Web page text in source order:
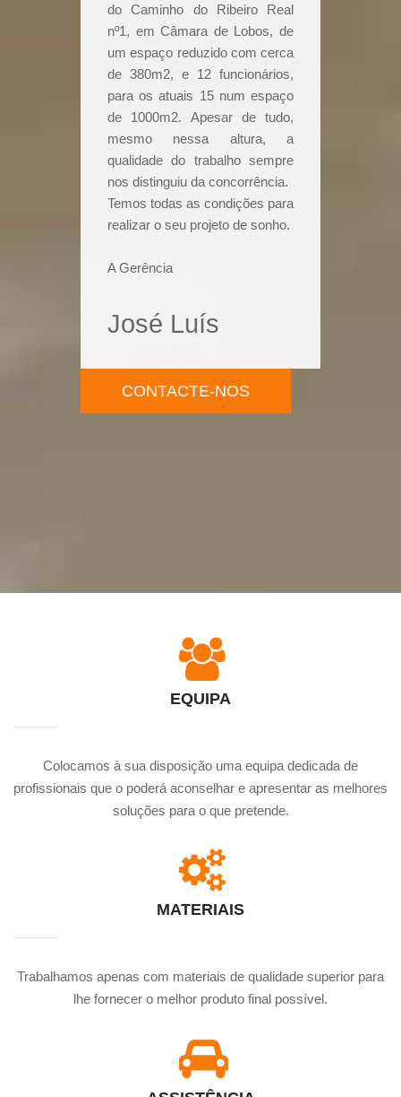
do Caminho do Ribeiro Real
nº1, em Câmara de Lobos, de
um espaço reduzido com cerca
de 380m2, e 12 funcionários,
para os atuais 15 num espaço
de 1000m2. Apesar de tudo,
mesmo nessa altura, a
qualidade do trabalho sempre
nos distinguiu da concorrência.
Temos todas as condições para
realizar o seu projeto de sonho.
A Gerência
José Luís
CONTACTE-NOS
EQUIPA
Colocamos à sua disposição uma equipa dedicada de
profissionais que o poderá aconselhar e apresentar as melhores
soluções para o que pretende.
MATERIAIS
Trabalhamos apenas com materiais de qualidade superior para
lhe fornecer o melhor produto final possível.